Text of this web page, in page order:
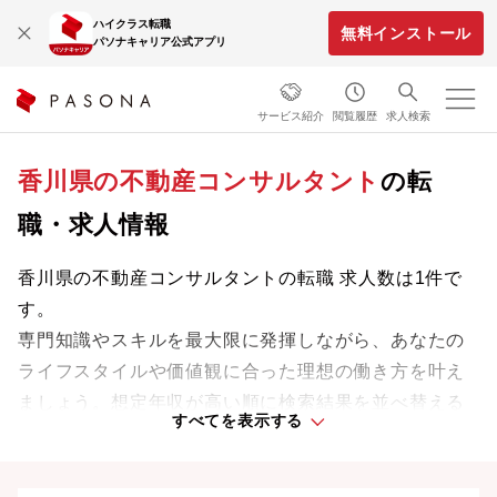
ハイクラス転職
パソナキャリア公式アプリ
無料インストール
サービス紹介 閲覧履歴 求人検索
香川県の不動産コンサルタントの転
職・求人情報
香川県の不動産コンサルタントの転職 求人数は1件で
す。
専門知識やスキルを最大限に発揮しながら、あなたの
ライフスタイルや価値観に合った理想の働き方を叶え
ましょう。想定年収が高い順に検索結果を並べ替える
すべてを表示する